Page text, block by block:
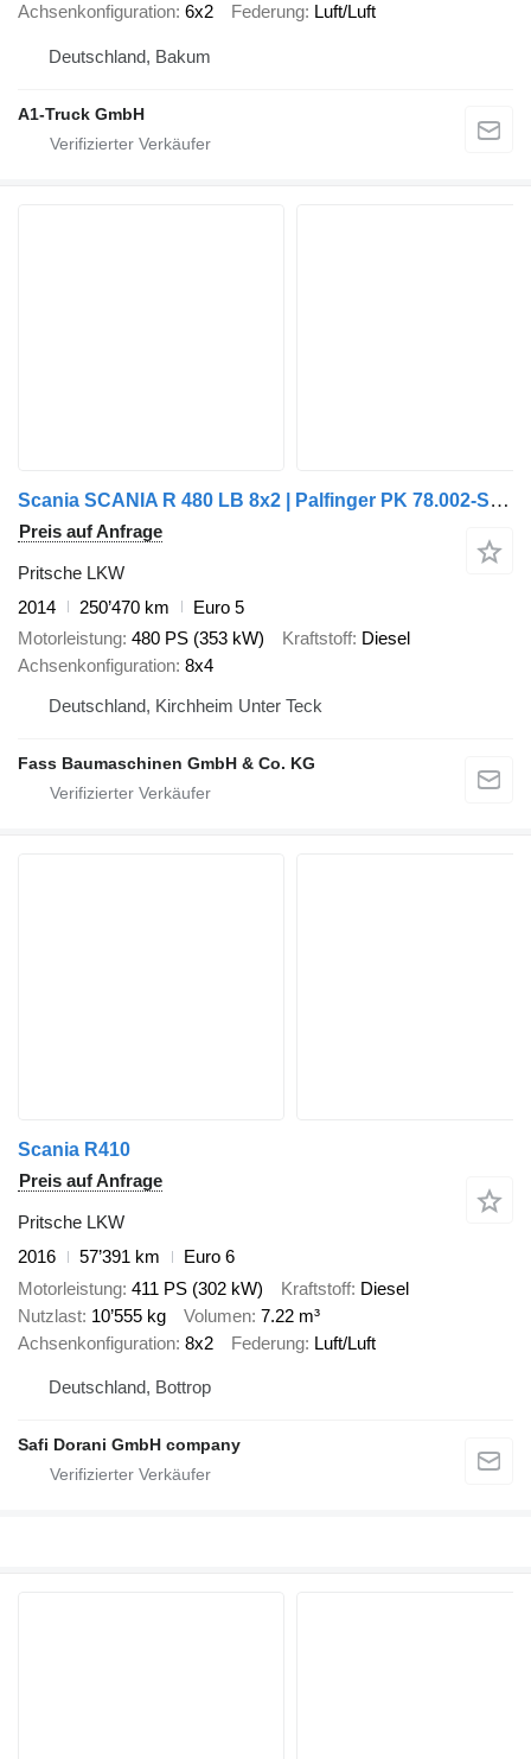
Achsenkonfiguration 6x2 Federung Luft/Luft
Deutschland, Bakum
A1-Truck GmbH
Scania SCANIA R 480 LB 8x2 | Palfinger PK 78.002-SH E | 100 t Schwerlas
Preis auf Anfrage
Pritsche LKW
2014
250’470 km
Euro 5
Motorleistung 480 PS (353 kW) Kraftstoff Diesel
Achsenkonfiguration 8x4
Deutschland, Kirchheim Unter Teck
Fass Baumaschinen GmbH & Co. KG
Scania R410
Preis auf Anfrage
Pritsche LKW
2016
57’391 km
Euro 6
Motorleistung 411 PS (302 kW) Kraftstoff Diesel
Nutzlast 10’555 kg Volumen 7.22 m³
Achsenkonfiguration 8x2 Federung Luft/Luft
Deutschland, Bottrop
Safi Dorani GmbH company